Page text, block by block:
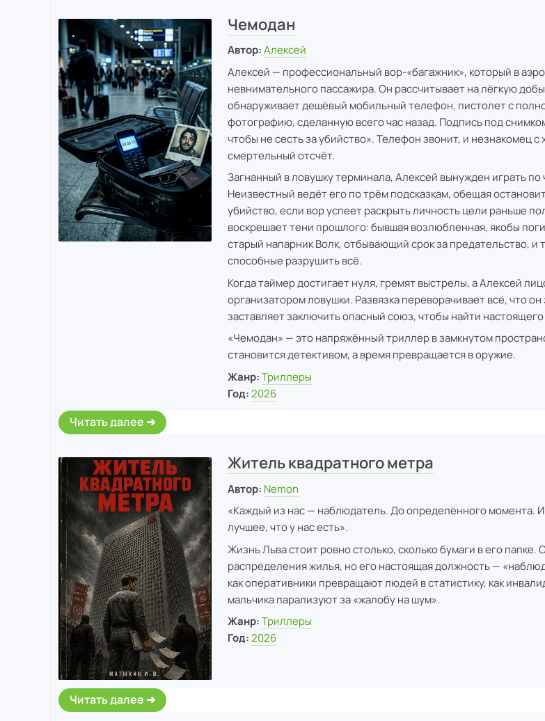
Чемодан
Автор: Алексей
Алексей — профессиональный вор-«багажник», который в
невнимательного пассажира. Он рассчитывает на лёгкую
обнаруживает дешёвый мобильный телефон, пистолет с
фотографию, сделанную всего час назад. Подпись под
чтобы не сесть за убийство». Телефон звонит, и незнакомец с
смертельный отсчёт.
Загнанный в ловушку терминала, Алексей вынужден играть
Неизвестный ведёт его по трём подсказкам, обещая
убийство, если вор успеет раскрыть личность цели раньше
воскрешает тени прошлого: бывшая возлюбленная, якобы
старый напарник Волк, отбывающий срок за предательство, и
способные разрушить всё.
Когда таймер достигает нуля, гремят выстрелы, а Алексей
организатором ловушки. Развязка переворачивает всё, что
заставляет заключить опасный союз, чтобы найти настоящего
«Чемодан» — это напряжённый триллер в замкнутом
становится детективом, а время превращается в оружие.
Жанр: Триллеры
Год: 2026
Читать далее
Житель квадратного метра
Автор: Nemon
«Каждый из нас — наблюдатель. До определённого момента.
лучшее, что у нас есть».
Жизнь Льва стоит ровно столько, сколько бумаги в его папке.
распределения жилья, но его настоящая должность —
как оперативники превращают людей в статистику, как
мальчика парализуют за «жалобу на шум».
Жанр: Триллеры
Год: 2026
Читать далее